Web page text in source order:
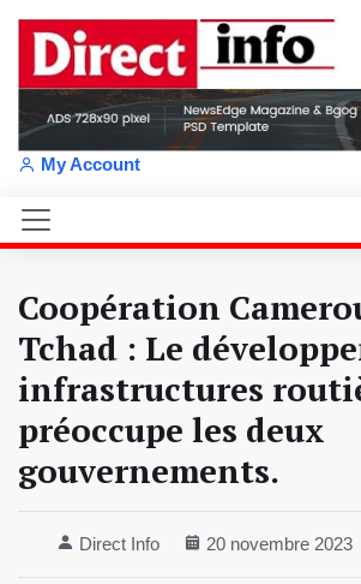
My Account
Coopération
Tchad : Le
infrastructures
préoccupe les deux
gouvernements.
Direct Info 20 novembre 2023